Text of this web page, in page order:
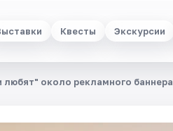
Квесты Экскурсии
около рекламного баннера